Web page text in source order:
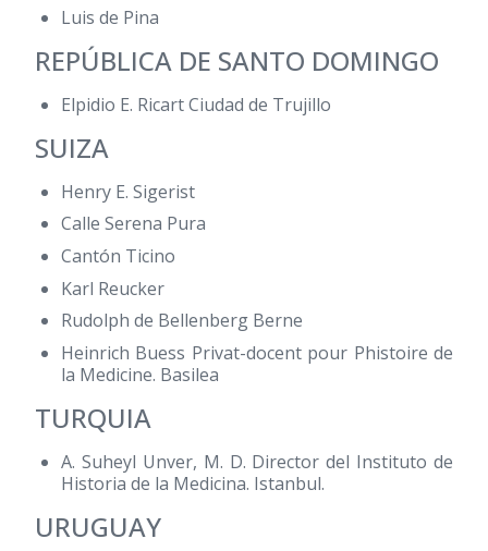
Luis de Pina
REPÚBLICA DE SANTO DOMINGO
Elpidio E. Ricart Ciudad de Trujillo
SUIZA
Henry E. Sigerist
Calle Serena Pura
Cantón Ticino
Karl Reucker
Rudolph de Bellenberg Berne
Heinrich Buess Privat-docent pour Phistoire de
la Medicine. Basilea
TURQUIA
A. Suheyl Unver, M. D. Director del Instituto de
Historia de la Medicina. Istanbul.
URUGUAY